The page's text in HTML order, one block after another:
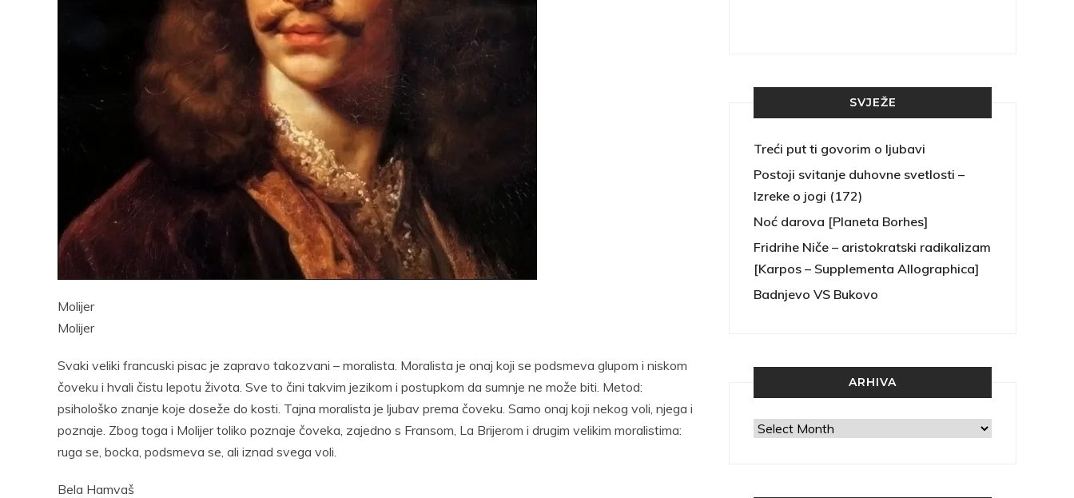
Molijer
Molijer
Svaki veliki francuski pisac je zapravo takozvani – moralista. Moralista je onaj koji se podsmeva glupom i niskom
čoveku i hvali čistu lepotu života. Sve to čini takvim jezikom i postupkom da sumnje ne može biti. Metod:
psihološko znanje koje doseže do kosti. Tajna moralista je ljubav prema čoveku. Samo onaj koji nekog voli, njega i
poznaje. Zbog toga i Molijer toliko poz­naje čoveka, zajedno s Fransom, La Brijerom i drugim velikim moralistima:
ruga se, bocka, podsmeva se, ali iznad svega voli.
Bela Hamvaš
Pocket
SVJEŽE
Treći put ti govorim o ljubavi
Postoji svitanje duhovne svetlosti –
Izreke o jogi (172)
Noć darova [Planeta Borhes]
Fridrihe Niče – aristokratski radikalizam
[Karpos – Supplementa Allographica]
Badnjevo VS Bukovo
ARHIVA
Arhiva